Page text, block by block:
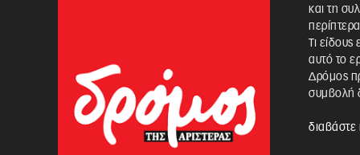
και τη
Τι
αυτό το
Δρόμος
συμβολή
διαβάστε